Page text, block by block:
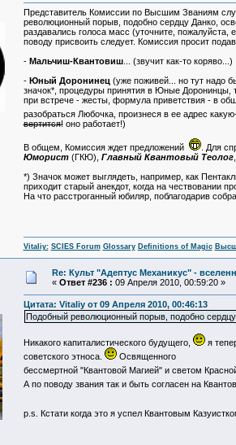
Представитель Комиссии по Высшим Званиям
революционный порыв, подобно сердцу Данко,
раздавались голоса масс (уточните, пожалуйста,
поводу присвоить следует. Комиссия просит
- Мальчиш-Квантовиш... (звучит как-то коряво...)
- Юный Доронинец (уже поживей... но тут надо
значок*, процедуры принятия в Юные Доронинцы,
при встрече - жесты, формула приветствия - в
разобраться Любочка, произнеся в ее адрес
вертится!оно работает!)
В общем, Комиссия ждет предложений
. Для
Юморист(ГКЮ), Главный Квантовый Теолог
*) Значок может выглядеть, например, как
приходит старый анекдот, когда на чествовании
На что расстроганный юбиляр, поблагодарив
Vitaliy: SCIES Forum Glossary Definitions of Magic
Re: Культ "Адептус Механикус" -
« Ответ #236 : 09 Апреля 2010, 00:59:20 »
Цитата: Vitaliy от 09 Апреля 2010, 00:46:13
Подобный революционный порыв, подобно
Никакого капиталистического будущего,
я
советского этноса.
Освященного
бессмертной "Квантовой Магией" и светом
А по поводу звания так и быть согласен на
p.s. Кстати когда это я успел Квантовым